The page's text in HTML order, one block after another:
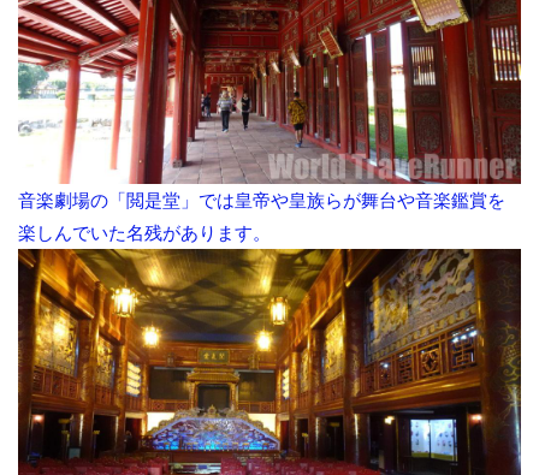
音楽劇場の「閲是堂」では皇帝や皇族らが舞台や音楽鑑賞を
楽しんでいた名残があります。